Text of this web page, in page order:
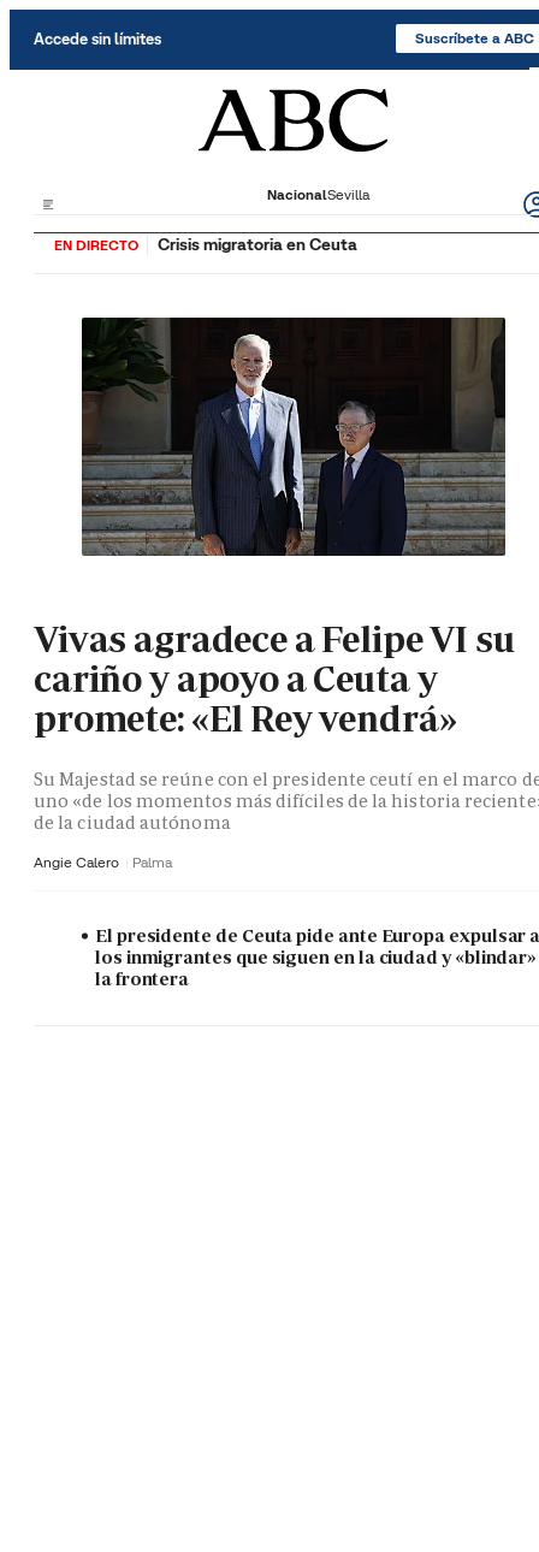
Accede sin límites Suscríbete a ABC
NacionalSevilla
EN DIRECTO Crisis migratoria en Ceuta
Vivas agradece a Felipe VI su
cariño y apoyo a Ceuta y
promete: «El Rey vendrá»
Su Majestad se reúne con el presidente ceutí en el marco
uno «de los momentos más difíciles de la historia
de la ciudad autónoma
Angie Calero Palma
El presidente de Ceuta pide ante Europa expulsar
los inmigrantes que siguen en la ciudad y «blindar»
la frontera